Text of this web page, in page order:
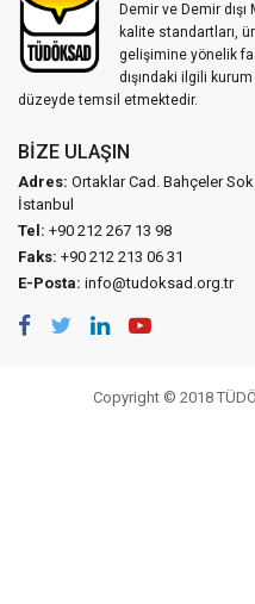
Demir ve Demir
kalite standartları,
gelişimine yönelik
dışındaki ilgili
düzeyde temsil etmektedir.
BIZE ULAŞIN
Adres: Ortaklar Cad. Bahçeler
İstanbul
Tel: +90 212 267 13 98
Faks: +90 212 213 06 31
E-Posta: info@tudoksad.org.tr
Copyright © 2018